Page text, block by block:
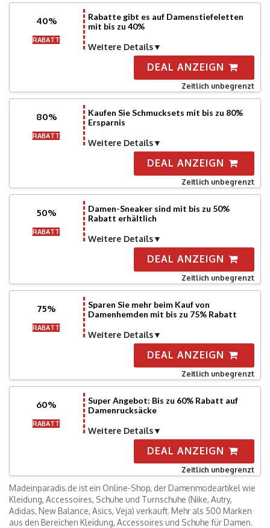
40%
RABATT
Rabatte gibt es auf Damenstiefeletten
mit bis zu 40%
Weitere Details
DEAL ANZEIGN
Zeitlich unbegrenzt
80%
RABATT
Kaufen Sie Schmucksets mit bis zu 80%
Ersparnis
Weitere Details
DEAL ANZEIGN
Zeitlich unbegrenzt
50%
RABATT
Damen-Sneaker sind mit bis zu 50%
Rabatt erhältlich
Weitere Details
DEAL ANZEIGN
Zeitlich unbegrenzt
75%
RABATT
Sparen Sie mehr beim Kauf von
Damenhemden mit bis zu 75% Rabatt
Weitere Details
DEAL ANZEIGN
Zeitlich unbegrenzt
60%
RABATT
Super Angebot: Bis zu 60% Rabatt auf
Damenrucksäcke
Weitere Details
DEAL ANZEIGN
Zeitlich unbegrenzt
Madeinparadis.de ist ein Online-Shop, der Damenmodeartikel wie
Kleidung, Accessoires, Schuhe und Turnschuhe (Nike, Autry,
Adidas, New Balance, Asics, Veja) verkauft. Mehr als 500 Marken
aus den Bereichen Kleidung, Accessoires und Schuhe für Damen.